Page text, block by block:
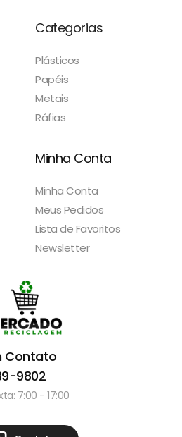
Categorias
Plásticos
Papéis
Metais
Ráfias
Minha Conta
Minha Conta
Meus Pedidos
Lista de Favoritos
Newsletter
Contato
9802
7:00 - 17:00